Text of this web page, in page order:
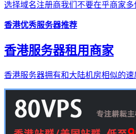
选择域名注册商我们不要在乎商家
香港优秀服务器推荐
香港服务器租用商家
香港服务器拥有和大陆机房相似的